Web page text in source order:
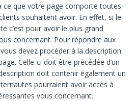
ce que votre page comporte toutes
souhaitent avoir. En effet, si le
c’est pour avoir le plus grand
concernant. Pour répondre aux
devez procéder à la description
Celle-ci doit être précédée d’un
doit contenir également un
pourraient avoir accès à
vous concernant.